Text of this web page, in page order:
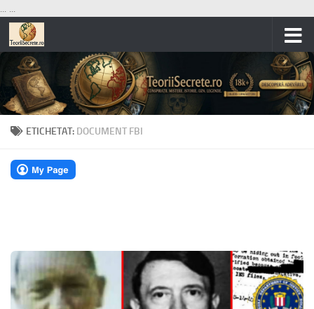
... ...
Skip to content
ETICHETAT: DOCUMENT FBI